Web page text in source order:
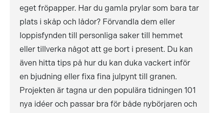
eget fröpapper. Har du gamla prylar som bara tar
plats i skåp och lådor? Förvandla dem eller
loppisfynden till personliga saker till hemmet
eller tillverka något att ge bort i present. Du kan
även hitta tips på hur du kan duka vackert inför
en bjudning eller fixa fina julpynt till granen.
Projekten är tagna ur den populära tidningen 101
nya idéer och passar bra för både nybörjaren och